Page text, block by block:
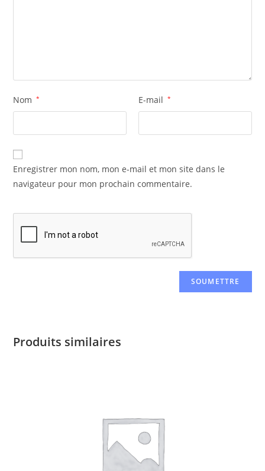
Nom * E-mail *
Enregistrer mon nom, mon e-mail et mon site dans le
navigateur pour mon prochain commentaire.
Produits similaires